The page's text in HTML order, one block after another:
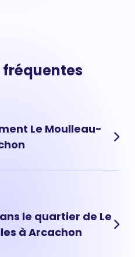
fréquentes
Le Moulleau-
précise, sa taille, son
Pour obtenir
le quartier de Le
à Arcachon